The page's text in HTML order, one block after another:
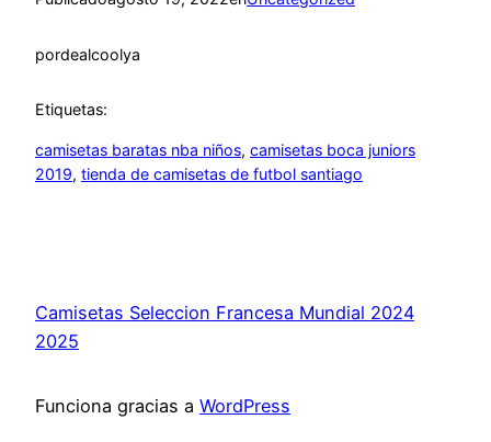
pordealcoolya
Etiquetas:
camisetas baratas nba niños, camisetas boca juniors
2019, tienda de camisetas de futbol santiago
Camisetas Seleccion Francesa Mundial 2024
2025
Funciona gracias a WordPress